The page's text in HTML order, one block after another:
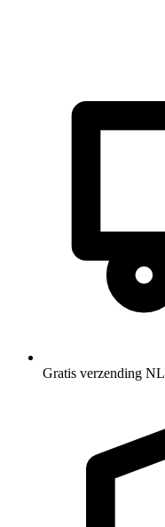
Gratis verzending NL